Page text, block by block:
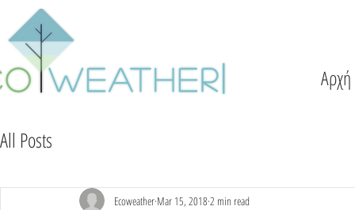
Αρχή
All Posts
Ecoweather Mar 15, 2018 2 min read